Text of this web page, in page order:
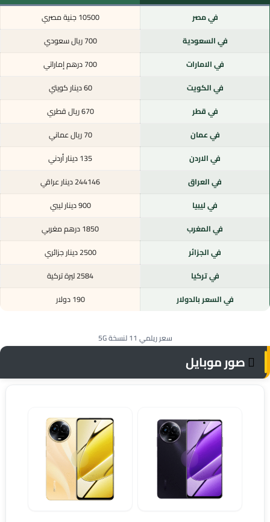
في مصر
10500 جنية مصري
في السعودية
700 ريال سعودي
في الامارات
700 درهم إماراتي
في الكويت
60 دينار كويتي
في قطر
670 ريال قطري
في عمان
70 ريال عماني
في الاردن
135 دينار أردني
في العراق
244146 دينار عراقي
في ليبيا
900 دينار ليبي
في المغرب
1850 درهم مغربي
في الجزائر
2500 دينار جزائري
في تركيا
2584 ليرة تركية
في السعر بالدولار
190 دولار
سعر ريلمي 11 لنسخة 5G
صور موبايل